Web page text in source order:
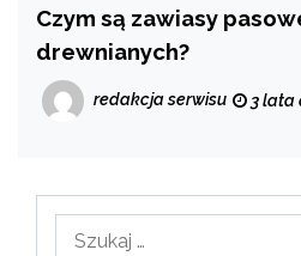
Czym są zawiasy
drewnianych?
redakcja serwisu 3 lata